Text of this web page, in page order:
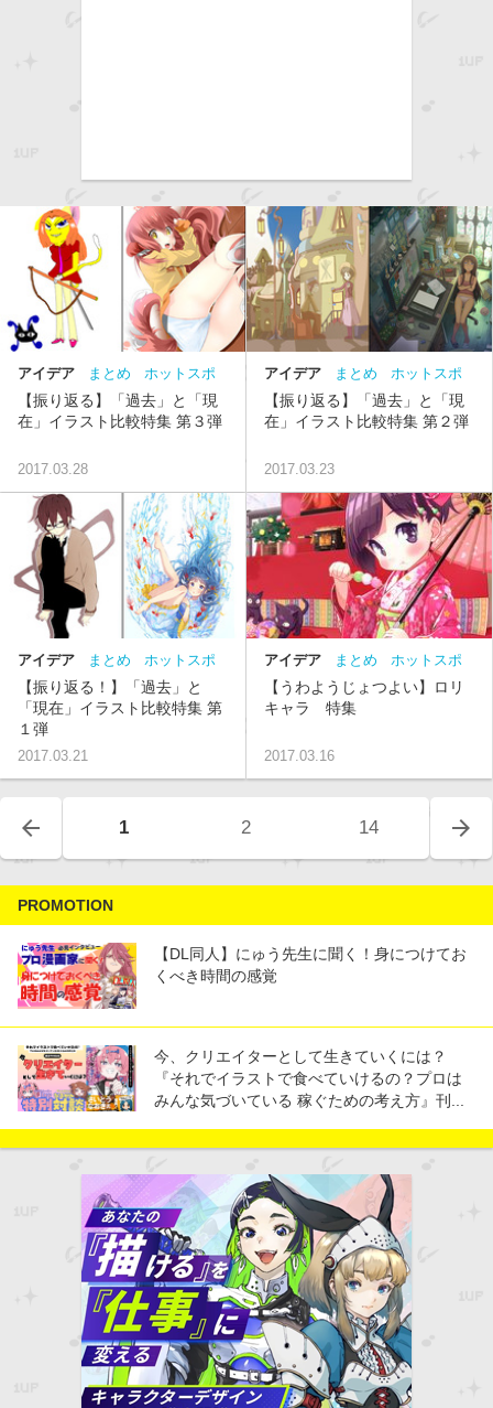
アイデア まとめ
ホットスポ
ット
【振り返る】「過去」と「現
在」イラスト比較特集 第３弾
2017.03.28
アイデア まとめ
ホットスポ
ット
【振り返る】「過去」と「現
在」イラスト比較特集 第２弾
2017.03.23
アイデア まとめ
ホットスポ
ット
【振り返る！】「過去」と
「現在」イラスト比較特集 第
１弾
2017.03.21
アイデア まとめ
ホットスポ
ット
ロリ
【うわようじょつよい】ロリ
キャラ 特集
2017.03.16
arrow_back 1 2 14 arrow_forward
PROMOTION
【DL同人】にゅう先生に聞く！身につけてお
くべき時間の感覚
今、クリエイターとして生きていくには？
『それでイラストで食べていけるの？プロは
みんな気づいている 稼ぐための考え方』刊...